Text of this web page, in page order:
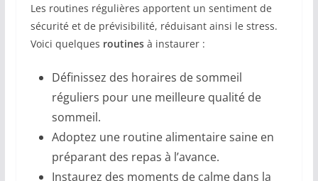
Les routines régulières apportent un sentiment de
sécurité et de prévisibilité, réduisant ainsi le stress.
Voici quelques routinesà instaurer :
Définissez des horaires de sommeil
réguliers pour une meilleure qualité de
sommeil.
Adoptez une routine alimentaire saine en
préparant des repas à l’avance.
Instaurez des moments de calme dans la